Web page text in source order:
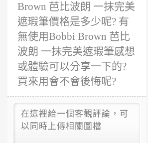
Brown 芭比波朗 一抹完美
遮瑕筆價格是多少呢? 有
無使用Bobbi Brown 芭比
波朗 一抹完美遮瑕筆感想
或體驗可以分享一下的?
買來用會不會後悔呢?